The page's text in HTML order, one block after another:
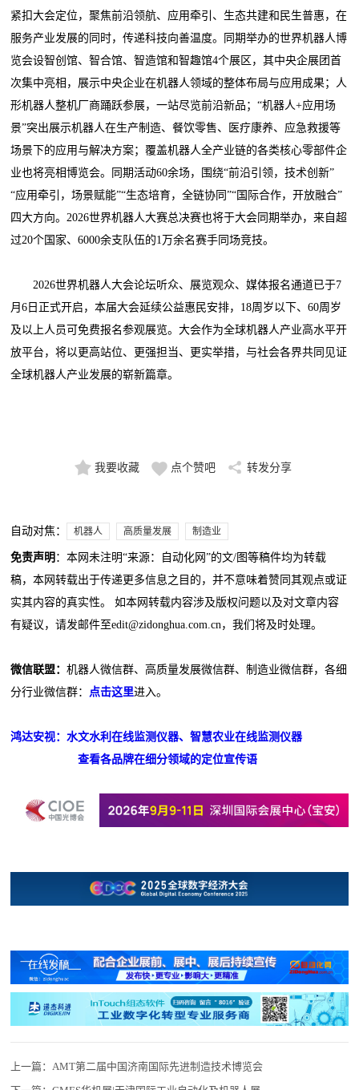
紧扣大会定位，聚焦前沿领航、应用牵引、生态共建和民生普惠，在
服务产业发展的同时，传递科技向善温度。同期举办的世界机器人博
览会设智创馆、智合馆、智造馆和智趣馆4个展区，其中央企展团首
次集中亮相，展示中央企业在机器人领域的整体布局与应用成果；人
形机器人整机厂商踊跃参展，一站尽览前沿新品；“机器人+应用场
景”突出展示机器人在生产制造、餐饮零售、医疗康养、应急救援等
场景下的应用与解决方案；覆盖机器人全产业链的各类核心零部件企
业也将亮相博览会。同期活动60余场，围绕“前沿引领，技术创新”
“应用牵引，场景赋能”“生态培育，全链协同”“国际合作，开放融合”
四大方向。2026世界机器人大赛总决赛也将于大会同期举办，来自超
过20个国家、6000余支队伍的1万余名赛手同场竞技。
2026世界机器人大会论坛听众、展览观众、媒体报名通道已于7
月6日正式开启，本届大会延续公益惠民安排，18周岁以下、60周岁
及以上人员可免费报名参观展览。大会作为全球机器人产业高水平开
放平台，将以更高站位、更强担当、更实举措，与社会各界共同见证
全球机器人产业发展的崭新篇章。
我要收藏 点个赞吧 转发分享
自动对焦： 机器人 高质量发展 制造业
免责声明 ：本网未注明“来源：自动化网”的文/图等稿件均为转载
稿，本网转载出于传递更多信息之目的，并不意味着赞同其观点或证
实其内容的真实性。 如本网转载内容涉及版权问题以及对文章内容
有疑议，请发邮件至edit@zidonghua.com.cn，我们将及时处理。
微信联盟：机器人微信群、高质量发展微信群、制造业微信群，各细
分行业微信群： 点击这里进入。
鸿达安视：水文水利在线监测仪器、智慧农业在线监测仪器
查看各品牌在细分领域的定位宣传语
上一篇：AMT第二届中国济南国际先进制造技术博览会